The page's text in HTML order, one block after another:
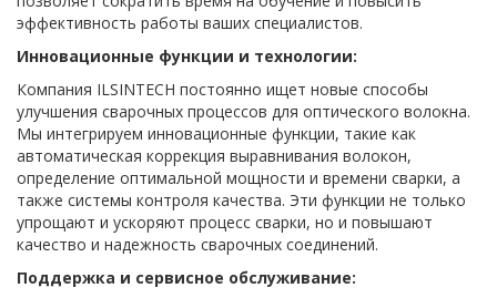
эффективность работы ваших специалистов.
Инновационные функции и технологии:
Компания ILSINTECH постоянно ищет новые способы
улучшения сварочных процессов для оптического волокна.
Мы интегрируем инновационные функции, такие как
автоматическая коррекция выравнивания волокон,
определение оптимальной мощности и времени сварки, а
также системы контроля качества. Эти функции не только
упрощают и ускоряют процесс сварки, но и повышают
качество и надежность сварочных соединений.
Поддержка и сервисное обслуживание: